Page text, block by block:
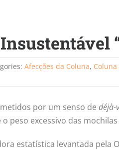
Afecções da Coluna,
por um senso de déjà-
peso excessivo das
estatística levantada pela